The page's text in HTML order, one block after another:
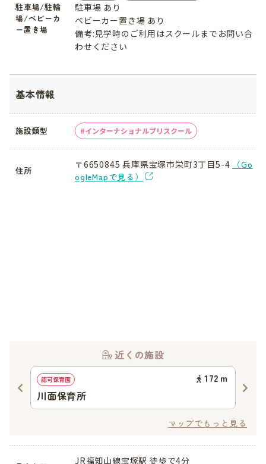
駐車場/駐輪
場/ベビーカ
ー置き場
駐車場 あり
ベビーカー置き場 あり
備考:見学時のご利用はスクールまでお問い合
わせください
基本情報
施設類型 インターナショナルプリスクール
住所
〒6650845 兵庫県宝塚市栄町3丁目5-4
（Go
ogleMapで見る）
近くの施設
認可保育園 172 ｍ
川面保育所
マップでもっと見る
JR福知山線宝塚駅 徒歩で4分